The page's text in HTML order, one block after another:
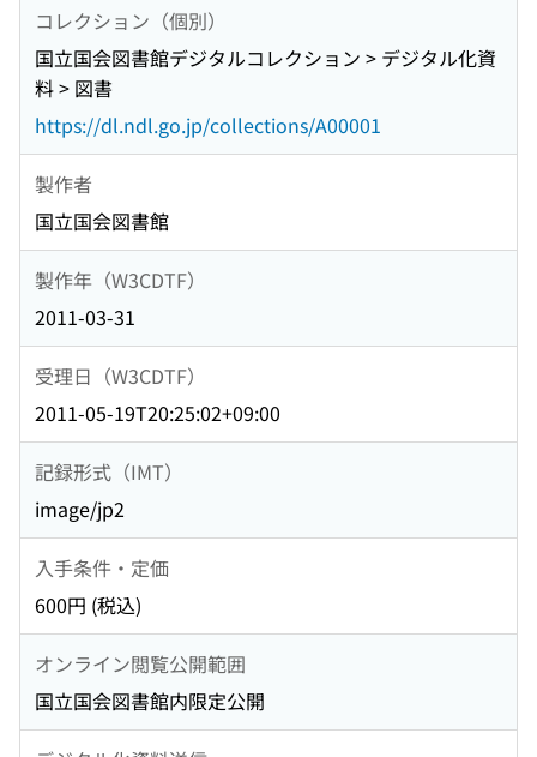
コレクション（個別）
国立国会図書館デジタルコレクション > デジタル化資
料 > 図書
https://dl.ndl.go.jp/collections/A00001
製作者
国立国会図書館
製作年（W3CDTF）
2011-03-31
受理日（W3CDTF）
2011-05-19T20:25:02+09:00
記録形式（IMT）
image/jp2
入手条件・定価
600円 (税込)
オンライン閲覧公開範囲
国立国会図書館内限定公開